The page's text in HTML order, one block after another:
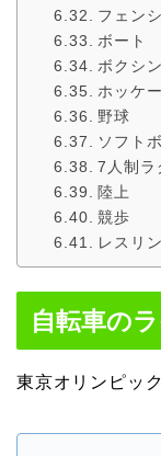
フェン
ボート
ボクシ
ホッケー
野球
ソフト
7人制ラ
陸上
競歩
レスリ
自転車の
東京オリンピッ